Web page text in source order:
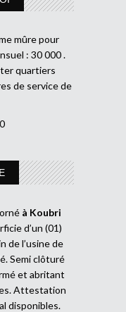
mûre pour
: 30 000 .
quartiers
de service de
à Koubri
d’un (01)
de l’usine de
Semi clôturé
et abritant
Attestation
disponibles.